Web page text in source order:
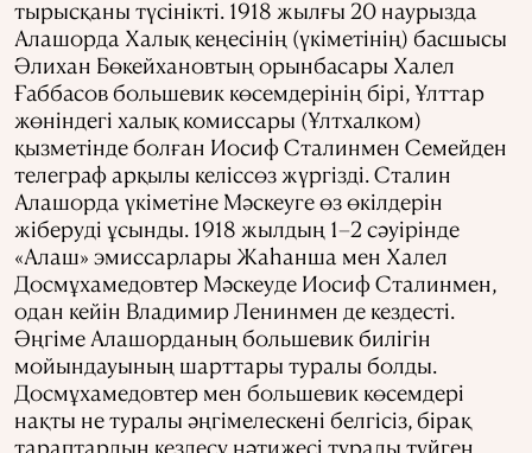
тырысқаны түсінікті. 1918 жылғы 20 наурызда
Алашорда Халық кеңесінің (үкіметінің) басшысы
Әлихан Бөкейхановтың орынбасары Халел
Ғаббасов большевик көсемдерінің бірі, Ұлттар
жөніндегі халық комиссары (Ұлтхалком)
қызметінде болған Иосиф Сталинмен Семейден
телеграф арқылы келіссөз жүргізді. Сталин
Алашорда үкіметіне Мәскеуге өз өкілдерін
жіберуді ұсынды. 1918 жылдың 1–2 сәуірінде
«Алаш» эмиссарлары Жаһанша мен Халел
Досмұхамедовтер Мәскеуде Иосиф Сталинмен,
одан кейін Владимир Ленинмен де кездесті.
Әңгіме Алашорданың большевик билігін
мойындауының шарттары туралы болды.
Досмұхамедовтер мен большевик көсемдері
нақты не туралы әңгімелескені белгісіз, бірақ
тараптардың кездесу нәтижесі туралы түйген